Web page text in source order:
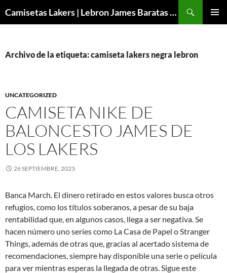
Camisetas Lakers | Lebron James Baratas 2024 – Micamisetanba
Archivo de la etiqueta: camiseta lakers negra lebron
UNCATEGORIZED
CAMISETA NIKE DE
BALONCESTO JAMES DE
LOS LAKERS
26 SEPTIEMBRE, 2023
Banca March. El dinero retirado en estos valores busca otros
refugios, como los títulos soberanos, a pesar de su baja
rentabilidad que, en algunos casos, llega a ser negativa. Se
hacen número uno series como La Casa de Papel o Stranger
Things, además de otras que, gracias al acertado sistema de
recomendaciones, siempre hay disponible una serie o película
para ver mientras esperas la llegada de otras. Sigue este